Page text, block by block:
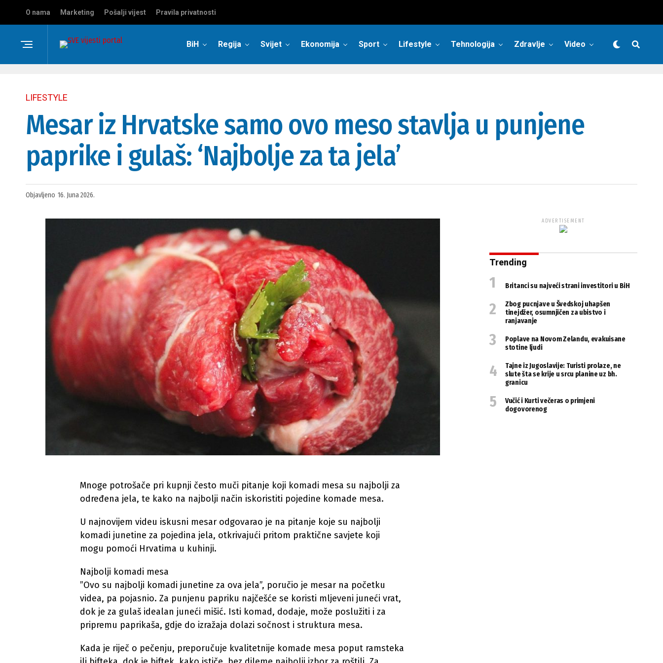
O nama Marketing Pošalji vijest Pravila privatnosti
BiH Regija Svijet Ekonomija Sport Lifestyle Tehnologija Zdravlje Video
LIFESTYLE
Mesar iz Hrvatske samo ovo meso stavlja u punjene
paprike i gulaš: ‘Najbolje za ta jela’
Objavljeno 16. Juna 2026.
Mnoge potrošače pri kupnji često muči pitanje koji komadi mesa su najbolji za
određena jela, te kako na najbolji način iskoristiti pojedine komade mesa.
U najnovijem videu iskusni mesar odgovarao je na pitanje koje su najbolji
komadi junetine za pojedina jela, otkrivajući pritom praktične savjete koji
mogu pomoći Hrvatima u kuhinji.
Najbolji komadi mesa
”Ovo su najbolji komadi junetine za ova jela”, poručio je mesar na početku
videa, pa pojasnio. Za punjenu papriku najčešće se koristi mljeveni juneći vrat,
dok je za gulaš idealan juneći mišić. Isti komad, dodaje, može poslužiti i za
pripremu paprikaša, gdje do izražaja dolazi sočnost i struktura mesa.
Kada je riječ o pečenju, preporučuje kvalitetnije komade mesa poput ramsteka
ADVERTISEMENT
Trending
Britanci su najveći strani investitori u BiH
Zbog pucnjave u Švedskoj uhapšen
tinejdžer, osumnjičen za ubistvo i
ranjavanje
Poplave na Novom Zelandu, evakuisane
stotine ljudi
Tajne iz Jugoslavije: Turisti prolaze, ne
slute šta se krije u srcu planine uz bh.
granicu
Vučić i Kurti večeras o primjeni
dogovorenog